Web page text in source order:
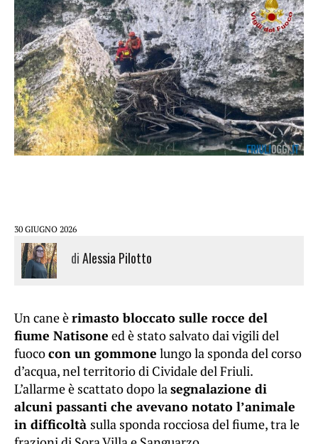
30 GIUGNO 2026
diAlessia Pilotto
Un cane èrimasto bloccato sulle rocce del
fiume Natisone ed è stato salvato dai vigili del
fuococon un gommone lungo la sponda del corso
d’acqua, nel territorio di Cividale del Friuli.
L’allarme è scattato dopo lasegnalazione di
alcuni passanti che avevano notato l’animale
in difficoltà sulla sponda rocciosa del fiume, tra le